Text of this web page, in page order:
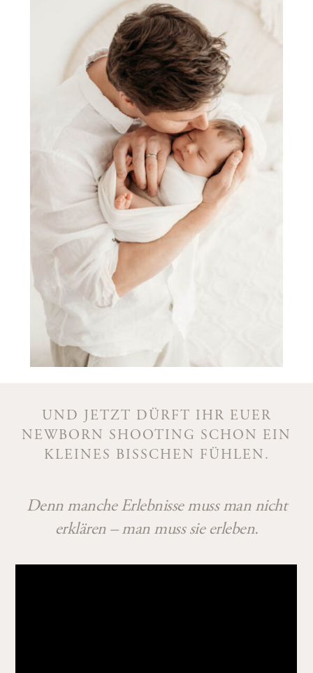
UND JETZT DÜRFT IHR EUER
NEWBORN SHOOTING SCHON EIN
KLEINES BISSCHEN FÜHLEN.
Denn manche Erlebnisse muss man nicht
erklären – man muss sie erleben.